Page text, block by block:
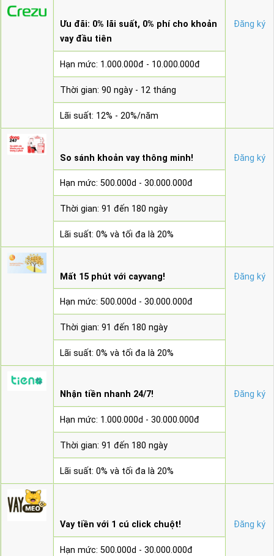
Ưu đãi: 0% lãi suất, 0% phí cho khoản
vay đầu tiên
Đăng ký
Hạn mức: 1.000.000đ - 10.000.000đ
Thời gian: 90 ngày - 12 tháng
Lãi suất: 12% - 20%/năm
So sánh khoản vay thông minh! Đăng ký
Hạn mức: 500.000d - 30.000.000đ
Thời gian: 91 đến 180 ngày
Lãi suất: 0% và tối đa là 20%
Mất 15 phút với cayvang! Đăng ký
Hạn mức: 500.000d - 30.000.000đ
Thời gian: 91 đến 180 ngày
Lãi suất: 0% và tối đa là 20%
Nhận tiền nhanh 24/7! Đăng ký
Hạn mức: 1.000.000d - 30.000.000đ
Thời gian: 91 đến 180 ngày
Lãi suất: 0% và tối đa là 20%
Vay tiền với 1 cú click chuột! Đăng ký
Hạn mức: 500.000d - 30.000.000đ